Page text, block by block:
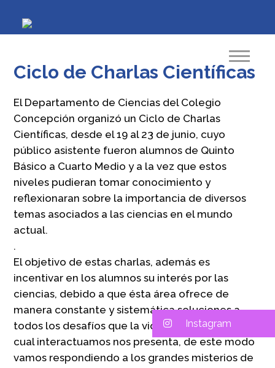
Ciclo de Charlas Científicas
El Departamento de Ciencias del Colegio
Concepción organizó un Ciclo de Charlas
Científicas, desde el 19 al 23 de junio, cuyo
público asistente fueron alumnos de Quinto
Básico a Cuarto Medio y a la vez que estos
niveles pudieran tomar conocimiento y
reflexionaran sobre la importancia de diversos
temas asociados a las ciencias en el mundo
actual.
.
El objetivo de estas charlas, además es
incentivar en los alumnos su interés por las
ciencias, debido a que ésta área ofrece de
manera constante y sistemática soluciones a
todos los desafíos que la vida y el medio con el
cual interactuamos nos presenta, de este modo
vamos respondiendo a los grandes misterios de
Instagram